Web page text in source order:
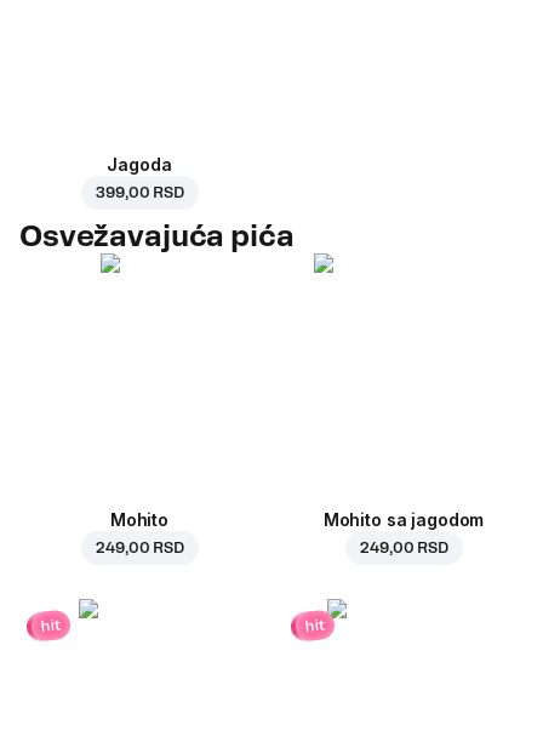
Jagoda
399,00 RSD
Osvežavajuća pića
Mohito
249,00 RSD
Mohito sa jagodom
249,00 RSD
hit hit